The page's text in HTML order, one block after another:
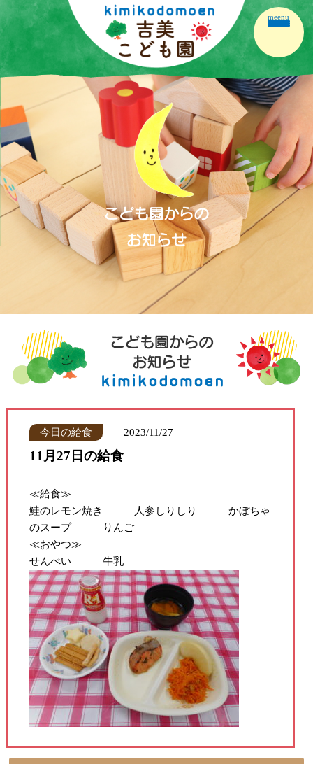
ホーム 園の紹介
園の生活 保育の内容
こども園だより 保護者
meenu
今日の給食 2023/11/27
11月27日の給食
≪給食≫
鮭のレモン焼き 人参しりしり かぼちゃ
のスープ りんご
≪おやつ≫
せんべい 牛乳